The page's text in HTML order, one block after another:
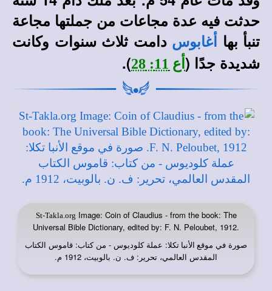
حدثت فيه عدة مجاعات من جملتها مجاعة
تنبأ بها
أغابوس دامت ثلاث سنوات وكانت
شديدة جدًا ( أع 11: 28 ).
St-Takla.org Image: Coin of Claudius - from the book: The
Universal Bible Dictionary, edited by: F. N. Peloubet, 1912.
صورة في موقع الأنبا تكلا: عملة كلوديوس - من كتاب: قاموس الكتاب
المقدس العالمي، تحرير: ف. ن. بالوبيت، 1912 م.